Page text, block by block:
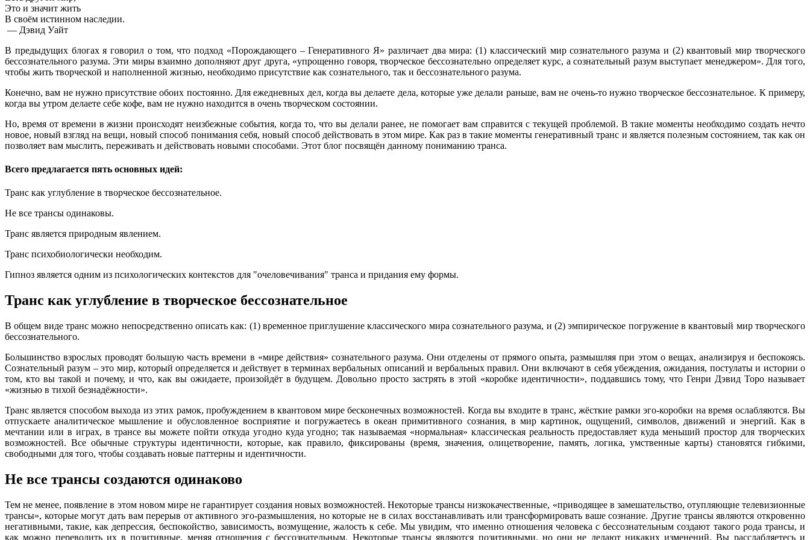
Это и значит жить
В своём истинном наследии.
— Дэвид Уайт
В предыдущих блогах я говорил о том, что подход «Порождающего – Генеративного Я» различает два мира: (1) классический мир сознательного разума и (2) квантовый мир творческого
бессознательного разума. Эти миры взаимно дополняют друг друга, «упрощенно говоря, творческое бессознательно определяет курс, а сознательный разум выступает менеджером». Для того,
чтобы жить творческой и наполненной жизнью, необходимо присутствие как сознательного, так и бессознательного разума.
Конечно, вам не нужно присутствие обоих постоянно. Для ежедневных дел, когда вы делаете дела, которые уже делали раньше, вам не очень-то нужно творческое бессознательное. К примеру,
когда вы утром делаете себе кофе, вам не нужно находится в очень творческом состоянии.
Но, время от времени в жизни происходят неизбежные события, когда то, что вы делали ранее, не помогает вам справится с текущей проблемой. В такие моменты необходимо создать нечто
новое, новый взгляд на вещи, новый способ понимания себя, новый способ действовать в этом мире. Как раз в такие моменты генеративный транс и является полезным состоянием, так как он
позволяет вам мыслить, переживать и действовать новыми способами. Этот блог посвящён данному пониманию транса.
Всего предлагается пять основных идей:
Транс как углубление в творческое бессознательное.
Не все трансы одинаковы.
Транс является природным явлением.
Транс психобиологически необходим.
Гипноз является одним из психологических контекстов для "очеловечивания" транса и придания ему формы.
Транс как углубление в творческое бессознательное
В общем виде транс можно непосредственно описать как: (1) временное приглушение классического мира сознательного разума, и (2) эмпирическое погружение в квантовый мир творческого
бессознательного.
Большинство взрослых проводят большую часть времени в «мире действия» сознательного разума. Они отделены от прямого опыта, размышляя при этом о вещах, анализируя и беспокоясь.
Сознательный разум – это мир, который определяется и действует в терминах вербальных описаний и вербальных правил. Они включают в себя убеждения, ожидания, постулаты и истории о
том, кто вы такой и почему, и что, как вы ожидаете, произойдёт в будущем. Довольно просто застрять в этой «коробке идентичности», поддавшись тому, что Генри Дэвид Торо называет
«жизнью в тихой безнадёжности».
Транс является способом выхода из этих рамок, пробуждением в квантовом мире бесконечных возможностей. Когда вы входите в транс, жёсткие рамки эго-коробки на время ослабляются. Вы
отпускаете аналитическое мышление и обусловленное восприятие и погружаетесь в океан примитивного сознания, в мир картинок, ощущений, символов, движений и энергий. Как в
мечтании или в играх, в трансе вы можете пойти откуда угодно куда угодно; так называемая «нормальная» классическая реальность предоставляет куда меньший простор для творческих
возможностей. Все обычные структуры идентичности, которые, как правило, фиксированы (время, значения, олицетворение, память, логика, умственные карты) становятся гибкими,
свободными для того, чтобы создавать новые паттерны и идентичности.
Не все трансы создаются одинаково
Тем не менее, появление в этом новом мире не гарантирует создания новых возможностей. Некоторые трансы низкокачественные, «приводящее в замешательство, отупляющие телевизионные
трансы», которые могут дать вам перерыв от активного эго-размышления, но которые не в силах восстанавливать или трансформировать ваше сознание. Другие трансы являются откровенно
негативными, такие, как депрессия, беспокойство, зависимость, возмущение, жалость к себе. Мы увидим, что именно отношения человека с бессознательным создают такого рода трансы, и
как можно переводить их в позитивные, меняя отношения с бессознательным. Некоторые трансы являются позитивными, но они не делают никаких изменений. Вы расслабляетесь и